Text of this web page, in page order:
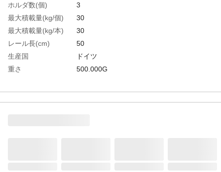
ホルダ数(個)
3
最大積載量(kg/個)
30
最大積載量(kg/本)
30
レール長(cm)
50
生産国
ドイツ
重さ
500.000G
材質2
専用ホルダー：ＡＢＳ樹脂／スチール（カ
バー部：ポリ塩化ビニル）